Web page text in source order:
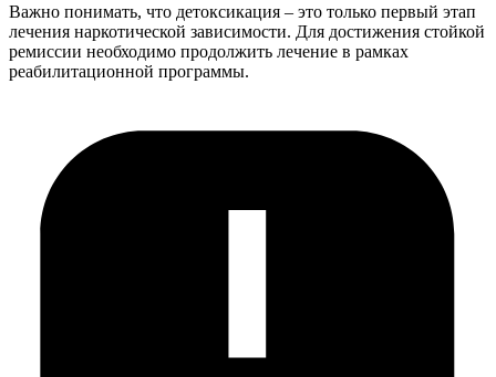
Важно понимать, что детоксикация – это только первый этап
лечения наркотической зависимости. Для достижения стойкой
ремиссии необходимо продолжить лечение в рамках
реабилитационной программы.